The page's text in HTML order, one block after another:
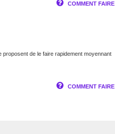
COMMENT FAIRE
de le faire rapidement moyennant
COMMENT FAIRE